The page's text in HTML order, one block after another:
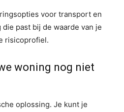
voor transport en
past bij de waarde van je
risicoprofiel.
woning nog niet
oplossing. Je kunt je